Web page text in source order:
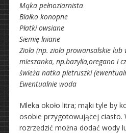
Mąka pełnoziarnista
Białko konopne
Płatki owsiane
Siemię lniane
Zioła (np. zioła prowansalskie
mieszanka, np.bazylia,oregano i
świeża natka pietruszki
Ewentualnie woda
Mleka około litra; mąki tyle by
osobie przygotowującej ciasto.
rozrzedzić można dodać wody